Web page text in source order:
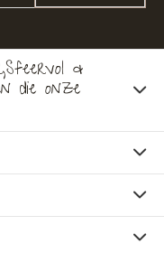
&
die onze